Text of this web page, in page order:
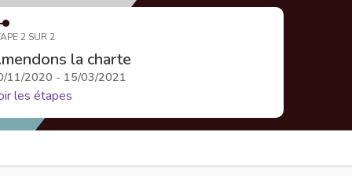
2 SUR 2
la charte
11/2020 - 15/03/2021
les étapes